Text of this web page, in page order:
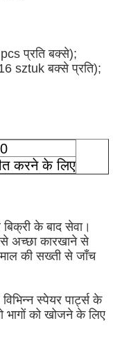
प्रति बक्से);
sztuk बक्से प्रति);
करने के लिए
के बाद सेवा।
अच्छा कारखाने से
की सख्ती से जाँच
स्पेयर पार्ट्स के
को खोजने के लिए